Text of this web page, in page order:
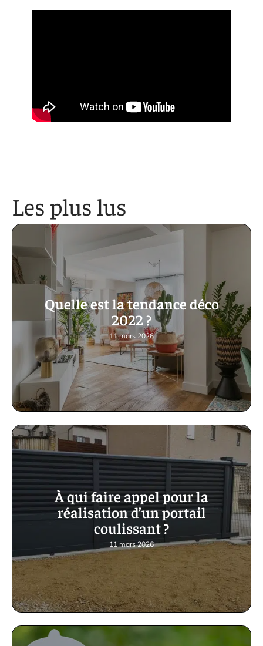
Les plus lus
Quelle est la tendance déco
2022 ?
11 mars 2026
À qui faire appel pour la
réalisation d’un portail
coulissant ?
11 mars 2026